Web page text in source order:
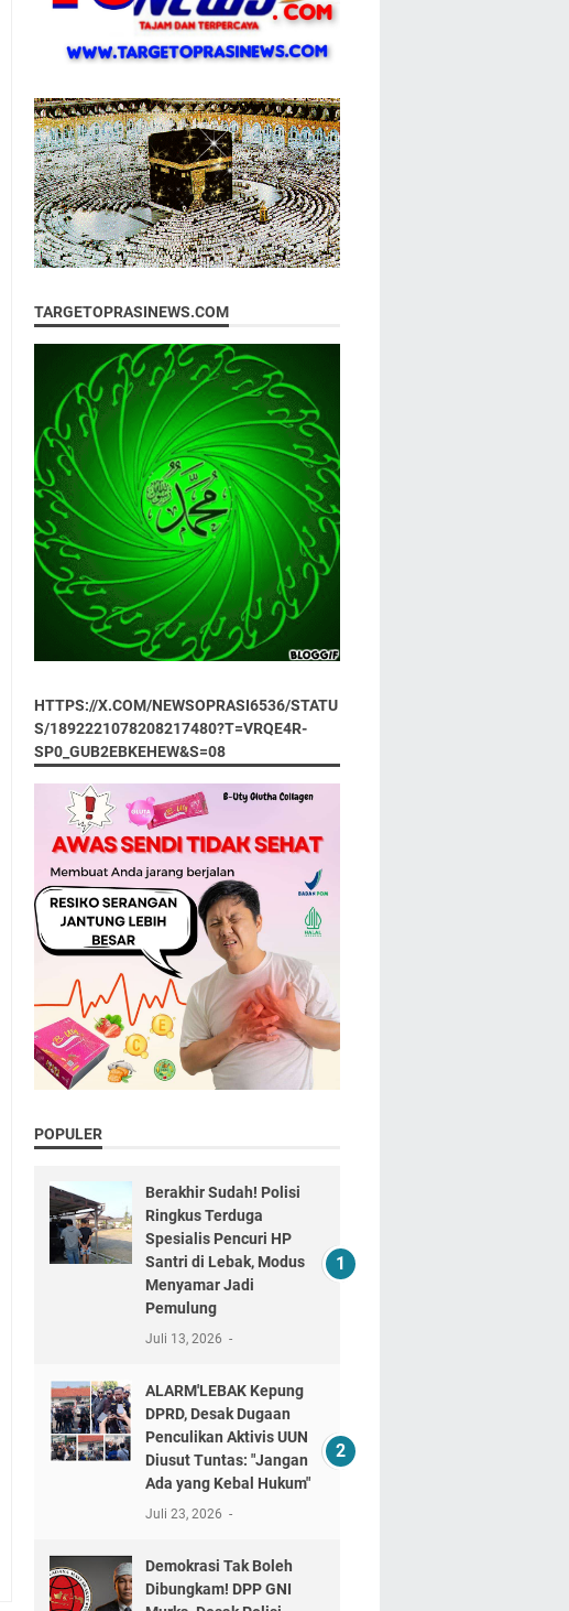
TARGETOPRASINEWS.COM
HTTPS://X.COM/NEWSOPRASI6536/STATU
S/1892221078208217480?T=VRQE4R-
SP0_GUB2EBKEHEW&S=08
POPULER
Berakhir Sudah! Polisi
Ringkus Terduga
Spesialis Pencuri HP
Santri di Lebak, Modus
Menyamar Jadi
Pemulung
Juli 13, 2026
ALARM'LEBAK Kepung
DPRD, Desak Dugaan
Penculikan Aktivis UUN
Diusut Tuntas: "Jangan
Ada yang Kebal Hukum"
Juli 23, 2026
Demokrasi Tak Boleh
Dibungkam! DPP GNI